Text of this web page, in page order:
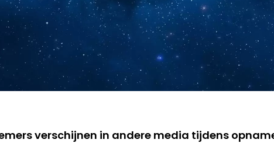
verschijnen in andere media tijdens